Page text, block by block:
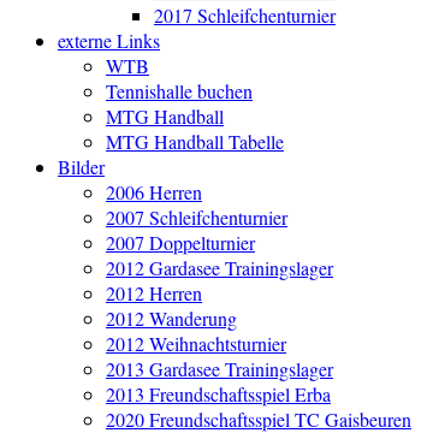
2017 Schleifchenturnier
externe Links
WTB
Tennishalle buchen
MTG Handball
MTG Handball Tabelle
Bilder
2006 Herren
2007 Schleifchenturnier
2007 Doppelturnier
2012 Gardasee Trainingslager
2012 Herren
2012 Wanderung
2012 Weihnachtsturnier
2013 Gardasee Trainingslager
2013 Freundschaftsspiel Erba
2020 Freundschaftsspiel TC Gaisbeuren